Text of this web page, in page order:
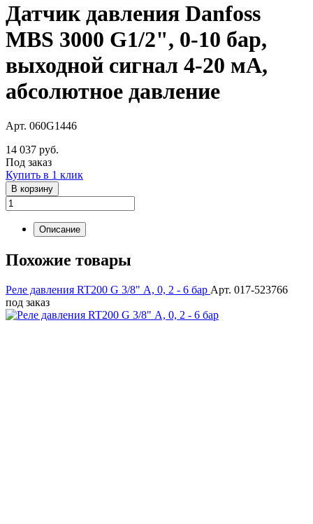
Датчик давления Danfoss
MBS 3000 G1/2", 0-10 бар,
выходной сигнал 4-20 мА,
абсолютное давление
Арт. 060G1446
14 037 руб.
Под заказ
Купить в 1 клик
В корзину
Описание
Похожие товары
Реле давления RT200 G 3/8" А, 0, 2 - 6 бар Арт. 017-523766
под заказ